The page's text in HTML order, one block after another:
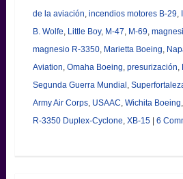
de la aviación, incendios motores B-29,
B. Wolfe, Little Boy, M-47, M-69,
magnesio R-3350, Marietta Boeing,
Aviation, Omaha Boeing, presurización,
Segunda Guerra Mundial ,
Army Air Corps, USAAC, Wichita Boeing,
R-3350 Duplex-Cyclone, XB-15 6